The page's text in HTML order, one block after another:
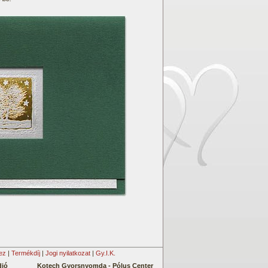
| Termékdíj| Jogi nyilatkozat| Gy.I.K.
Kotech Gyorsnyomda - Pólus Center